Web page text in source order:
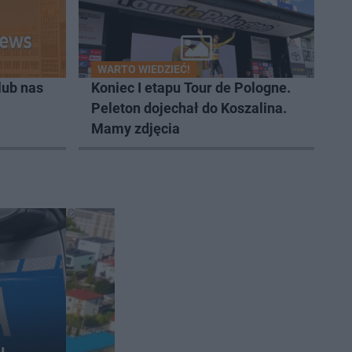
nas
WARTO WIEDZIEĆ!
Koniec I etapu Tour de Pologne.
Peleton dojechał do Koszalina.
Mamy zdjęcia